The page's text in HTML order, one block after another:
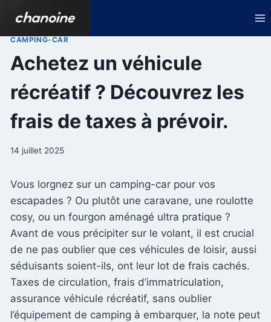
contenu
CAMPING-CAR
Achetez un véhicule
récréatif ? Découvrez les
frais de taxes à prévoir.
14 juillet 2025
Vous lorgnez sur un camping-car pour vos
escapades ? Ou plutôt une caravane, une roulotte
cosy, ou un fourgon aménagé ultra pratique ?
Avant de vous précipiter sur le volant, il est crucial
de ne pas oublier que ces véhicules de loisir, aussi
séduisants soient-ils, ont leur lot de frais cachés.
Taxes de circulation, frais d’immatriculation,
assurance véhicule récréatif, sans oublier
l’équipement de camping à embarquer, la note peut